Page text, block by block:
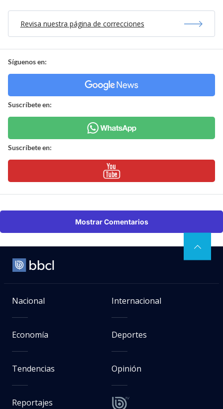
Revisa nuestra página de correcciones
Síguenos en:
Suscríbete en:
Suscríbete en:
Mostrar Comentarios
Nacional Internacional
Economía Deportes
Tendencias Opinión
Reportajes